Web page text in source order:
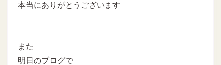
本当にありがとうございます
また
明日のブログで